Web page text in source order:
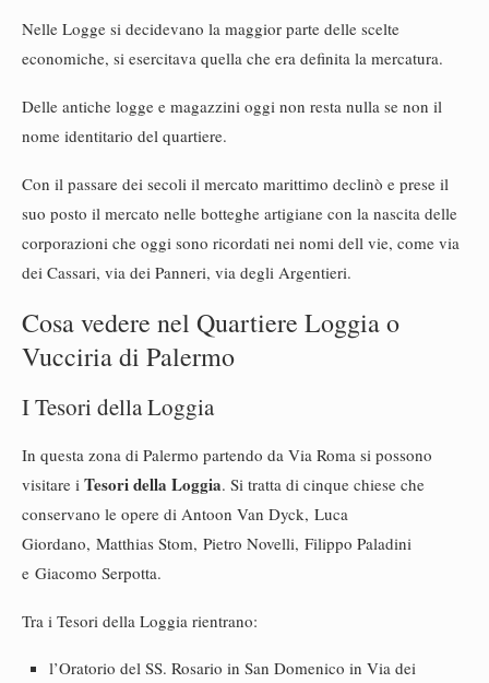
Nelle Logge si decidevano la maggior parte delle scelte
economiche, si esercitava quella che era definita la mercatura.
Delle antiche logge e magazzini oggi non resta nulla se non il
nome identitario del quartiere.
Con il passare dei secoli il mercato marittimo declinò e prese il
suo posto il mercato nelle botteghe artigiane con la nascita delle
corporazioni che oggi sono ricordati nei nomi dell vie, come via
dei Cassari, via dei Panneri, via degli Argentieri.
Cosa vedere nel Quartiere Loggia o
Vucciria di Palermo
I Tesori della Loggia
In questa zona di Palermo partendo da Via Roma si possono
visitare i Tesori della Loggia. Si tratta di cinque chiese che
conservano le opere di Antoon Van Dyck, Luca
Giordano, Matthias Stom, Pietro Novelli, Filippo Paladini
e Giacomo Serpotta.
Tra i Tesori della Loggia rientrano:
l’Oratorio del SS. Rosario in San Domenico in Via dei